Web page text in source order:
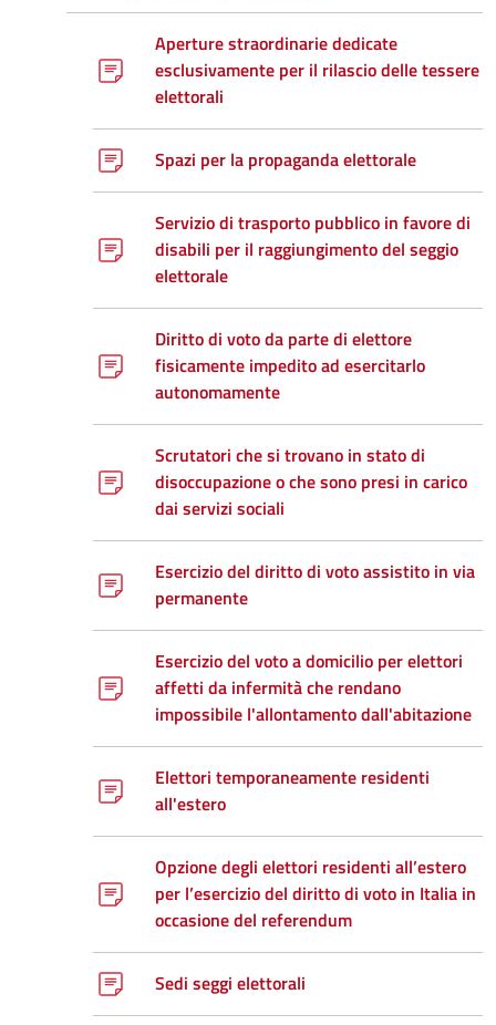
Aperture straordinarie dedicate
esclusivamente per il rilascio delle tessere
elettorali
Spazi per la propaganda elettorale
Servizio di trasporto pubblico in favore di
disabili per il raggiungimento del seggio
elettorale
Diritto di voto da parte di elettore
fisicamente impedito ad esercitarlo
autonomamente
Scrutatori che si trovano in stato di
disoccupazione o che sono presi in carico
dai servizi sociali
Esercizio del diritto di voto assistito in via
permanente
Esercizio del voto a domicilio per elettori
affetti da infermità che rendano
impossibile l'allontamento dall'abitazione
Elettori temporaneamente residenti
all'estero
Opzione degli elettori residenti all’estero
per l’esercizio del diritto di voto in Italia in
occasione del referendum
Sedi seggi elettorali